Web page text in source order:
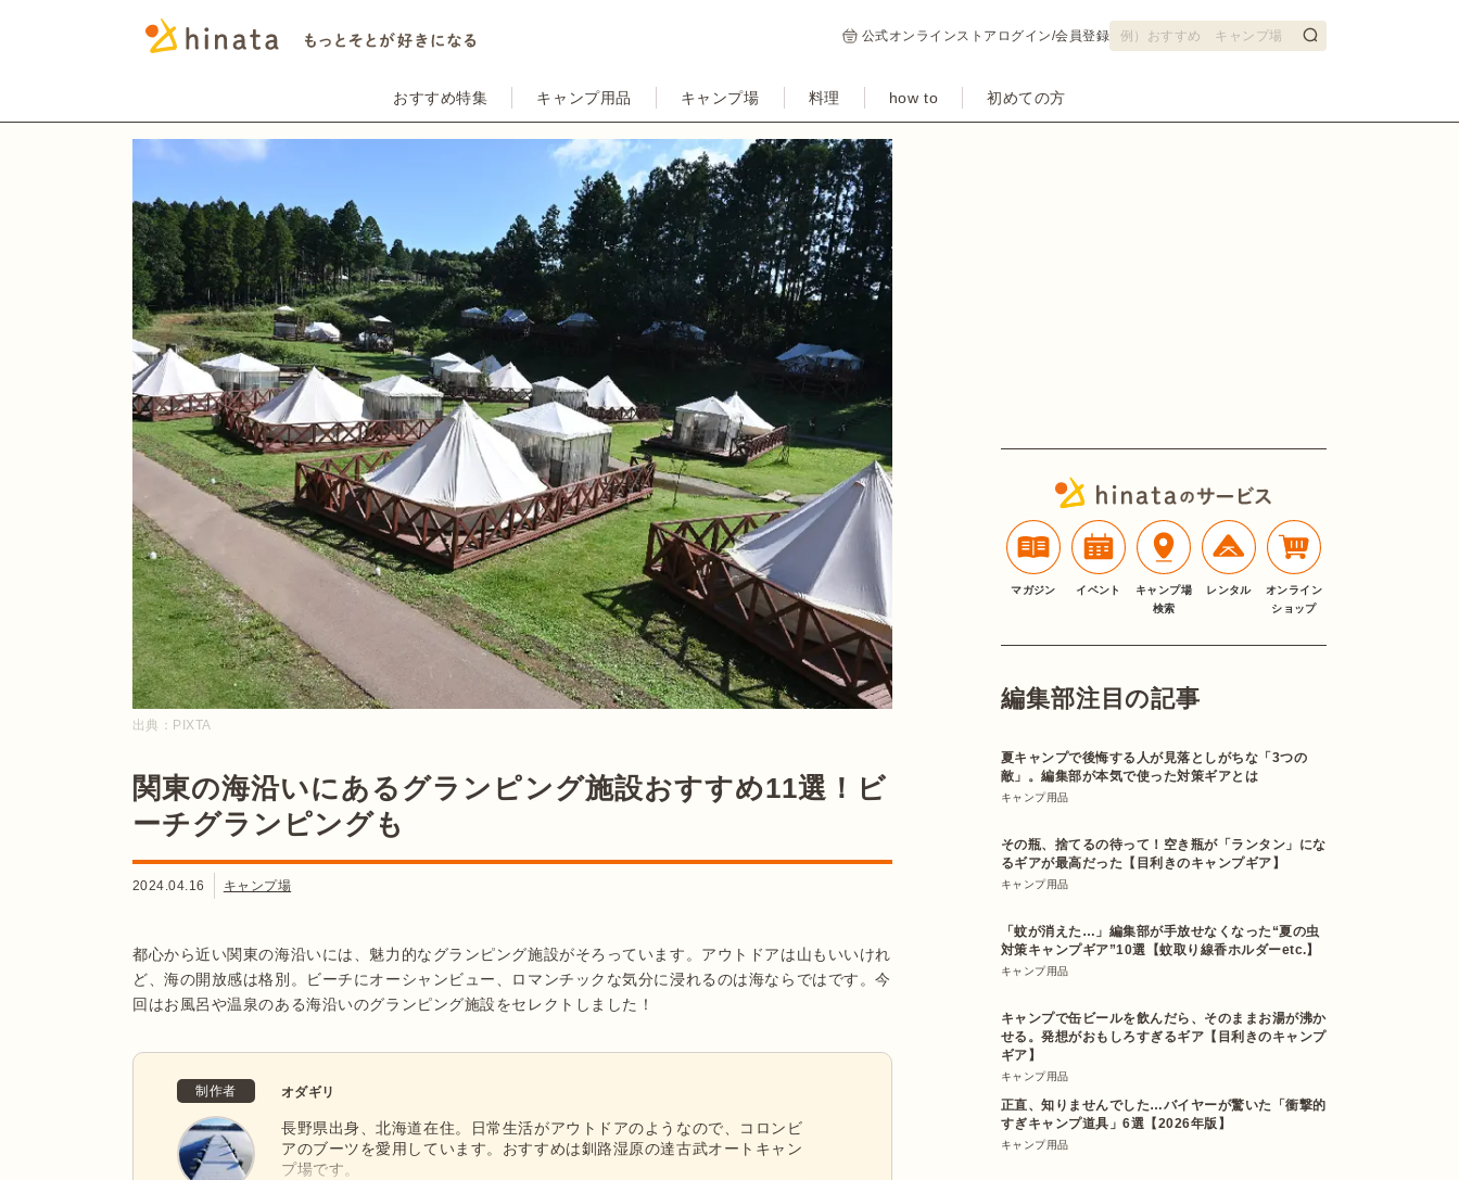
公式オンラインストア ログイン/会員登録
おすすめ特集 キャンプ用品 キャンプ場 料理 how to 初めての方
出典： PIXTA
関東の海沿いにあるグランピング施設おすすめ11選！ビ
ーチグランピングも
2024.04.16 キャンプ場
都心から近い関東の海沿いには、魅力的なグランピング施設がそろっています。アウトドアは山もいいけれ
ど、海の開放感は格別。ビーチにオーシャンビュー、ロマンチックな気分に浸れるのは海ならではです。今
回はお風呂や温泉のある海沿いのグランピング施設をセレクトしました！
制作者 オダギリ
長野県出身、北海道在住。日常生活がアウトドアのようなので、コロンビ
アのブーツを愛用しています。おすすめは釧路湿原の達古武オートキャン
プ場です。
マガジン イベント
キャンプ場
検索
レンタル
オンライン
ショップ
編集部注目の記事
夏キャンプで後悔する人が見落としがちな「3つの
敵」。編集部が本気で使った対策ギアとは
キャンプ用品
その瓶、捨てるの待って！空き瓶が「ランタン」にな
るギアが最高だった【目利きのキャンプギア】
キャンプ用品
「蚊が消えた…」編集部が手放せなくなった“夏の虫
対策キャンプギア”10選【蚊取り線香ホルダーetc.】
キャンプ用品
キャンプで缶ビールを飲んだら、そのままお湯が沸か
せる。発想がおもしろすぎるギア【目利きのキャンプ
ギア】
キャンプ用品
正直、知りませんでした…バイヤーが驚いた「衝撃的
すぎキャンプ道具」6選【2026年版】
キャンプ用品